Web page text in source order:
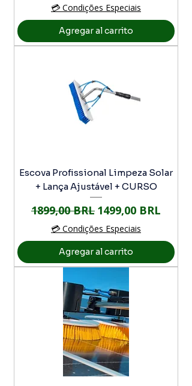
💳 Condições Especiais
Agregar al carrito
Escova Profissional Limpeza Solar
+ Lança Ajustável + CURSO
Precio
1899,00 BRL Precio de oferta
1499,00 BRL
💳 Condições Especiais
Agregar al carrito